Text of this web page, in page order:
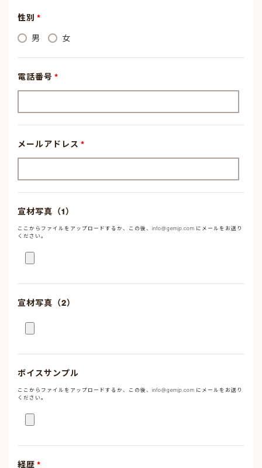
性別 *
男 女
電話番号 *
メールアドレス *
宣材写真（1）
ここからファイルをアップロードするか、この後、info@gemjp.com にメールをお送り
ください。
宣材写真（2）
ボイスサンプル
ここからファイルをアップロードするか、この後、info@gemjp.com にメールをお送り
ください。
経歴 *